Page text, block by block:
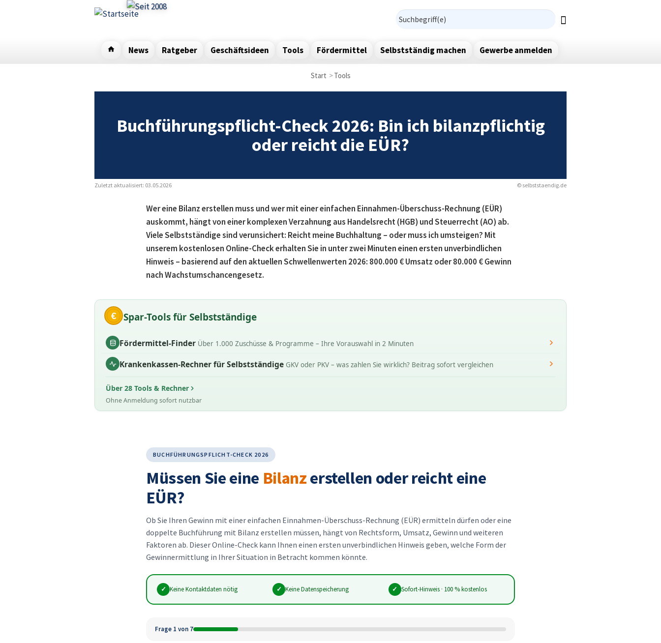
Suchformular
News Ratgeber Geschäftsideen Tools Fördermittel Selbstständig machen Gewerbe anmelden
Start Tools
Buchführungspflicht-Check 2026: Bin ich bilanzpflichtig
oder reicht die EÜR?
© selbststaendig.de
Zuletzt aktualisiert: 03.05.2026
Wer eine Bilanz erstellen muss und wer mit einer einfachen Einnahmen-Überschuss-Rechnung (EÜR)
auskommt, hängt von einer komplexen Verzahnung aus Handelsrecht (HGB) und Steuerrecht (AO) ab.
Viele Selbstständige sind verunsichert: Reicht meine Buchhaltung – oder muss ich umsteigen? Mit
unserem kostenlosen Online-Check erhalten Sie in unter zwei Minuten einen ersten unverbindlichen
Hinweis – basierend auf den aktuellen Schwellenwerten 2026: 800.000 € Umsatz oder80.000 € Gewinn
nach Wachstumschancengesetz.
€ Spar-Tools für Selbstständige
Fördermittel-Finder Über 1.000 Zuschüsse & Programme – Ihre Vorauswahl in 2 Minuten
Krankenkassen-Rechner für Selbstständige GKV oder PKV – was zahlen Sie wirklich? Beitrag sofort vergleichen
Über 28 Tools & Rechner
Ohne Anmeldung sofort nutzbar
BUCHFÜHRUNGSPFLICHT-CHECK 2026
Müssen Sie eine Bilanzerstellen oder reicht eine
EÜR?
Ob Sie Ihren Gewinn mit einer einfachen Einnahmen-Überschuss-Rechnung (EÜR) ermitteln dürfen oder eine
doppelte Buchführung mit Bilanz erstellen müssen, hängt von Rechtsform, Umsatz, Gewinn und weiteren
Faktoren ab. Dieser Online-Check kann Ihnen einen ersten unverbindlichen Hinweis geben, welche Form der
Gewinnermittlung in Ihrer Situation in Betracht kommen könnte.
✓ Keine Kontaktdaten nötig ✓ Keine Datenspeicherung ✓ Sofort-Hinweis · 100 % kostenlos
Frage 1 von 7